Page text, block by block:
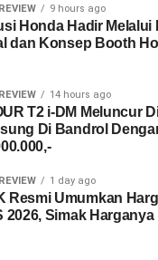
9 hours ago
Honda Hadir Melalui
dan Konsep Booth
14 hours ago
T2 i-DM Meluncur
Di Bandrol
1 day ago
Resmi Umumkan
2026, Simak Harganya